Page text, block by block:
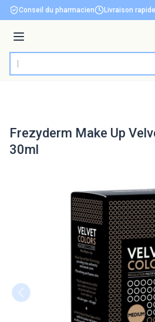
Aller au contenu
Conseil du pharmacien Livraison rapide
Menu
Rechercher
Frezyderm Make Up
30ml